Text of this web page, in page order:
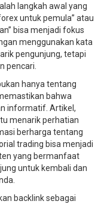
langkah awal yang
untuk pemula” atau
bisa menjadi fokus
menggunakan kata
pengunjung, tetapi
pencari.
hanya tentang
bahwa
informatif. Artikel,
menarik perhatian
berharga tentang
trading bisa menjadi
yang bermanfaat
untuk kembali dan
backlink sebagai